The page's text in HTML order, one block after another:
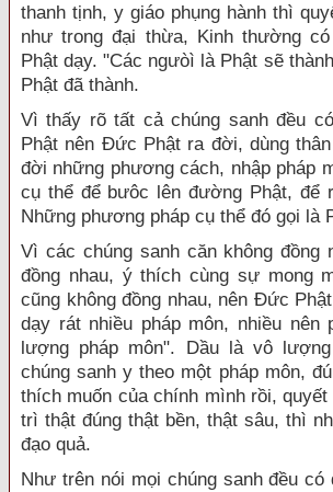
thanh tịnh, y giáo phụng hành thì
như trong đại thừa, Kinh thường
Phật dạy. "Các ngưòì là Phật sẽ
Phật đã thành.
Vì thấy rõ tất cả chúng sanh đều
Phật nên Đức Phật ra đời, dùng
đời những phương cách, nhập pháp
cụ thể để bưôc lên đường Phật, để
Những phương pháp cụ thể đó gọi là
Vì các chúng sanh căn không đồng
đồng nhau, ý thích cùng sự mong
cũng không đồng nhau, nên Đức
dạy rát nhiều pháp môn, nhiều nên
lượng pháp môn". Dầu là vô
chúng sanh y theo một pháp môn,
thích muốn của chính mình rồi, quyết
trì thật đúng thật bền, thật sâu, thì
đạo quả.
Như trên nói mọi chúng sanh đều